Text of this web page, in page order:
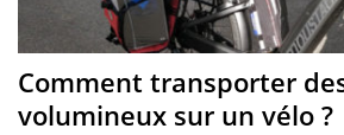
Comment transporter
volumineux sur un vélo ?